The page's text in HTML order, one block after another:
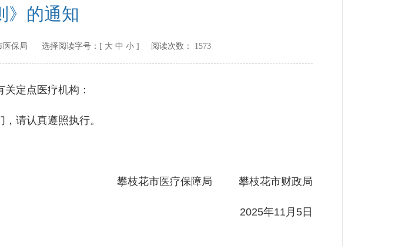
》的通知
医保局 选择阅读字号：[ 大 中 小] 阅读次数： 1573
定点医疗机构：
请认真遵照执行。
攀枝花市医疗保障局 攀枝花市财政局
2025年11月5日